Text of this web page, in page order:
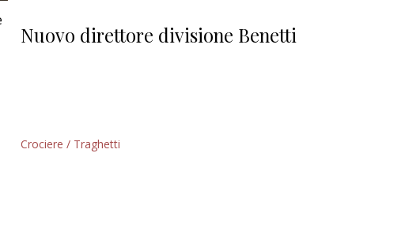
Nuovo direttore divisione Benetti
Crociere / Traghetti